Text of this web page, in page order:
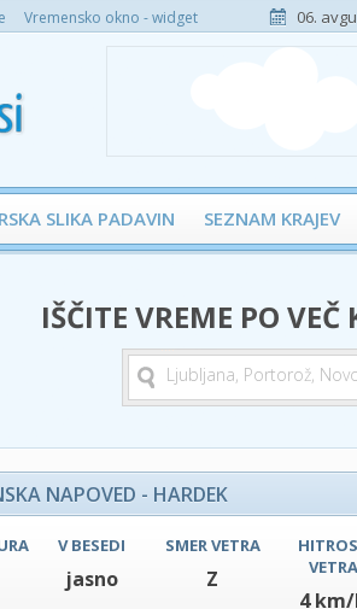
Vremensko okno - widget 06.
SLIKA PADAVIN SEZNAM KRAJEV
IŠČITE VREME PO
NAPOVED - HARDEK
V BESEDI
jasno
SMER VETRA
Z
VETRA
4